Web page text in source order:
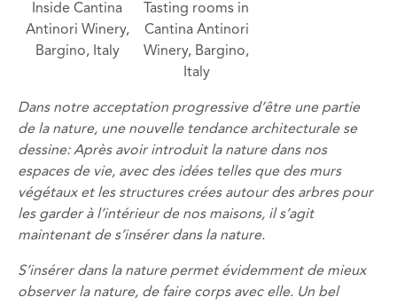
Inside Cantina
Antinori Winery,
Bargino, Italy
Tasting rooms in
Cantina Antinori
Winery, Bargino,
Italy
Dans notre acceptation progressive d’être une partie
de la nature, une nouvelle tendance architecturale se
dessine: Après avoir introduit la nature dans nos
espaces de vie, avec des idées telles que des murs
végétaux et les structures crées autour des arbres pour
les garder à l’intérieur de nos maisons, il s’agit
maintenant de s’insérer dans la nature.
S’insérer dans la nature permet évidemment de mieux
observer la nature, de faire corps avec elle. Un bel